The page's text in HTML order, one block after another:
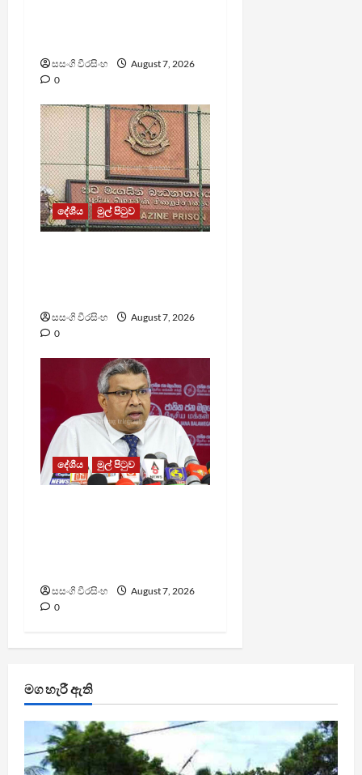
සසංගි වීරසිංහ
August 7, 2026
0
දේශීය මුල් පිටුව
සසංගි වීරසිංහ
August 7, 2026
0
දේශීය මුල් පිටුව
සසංගි වීරසිංහ
August 7, 2026
0
මග හැරී ඇති